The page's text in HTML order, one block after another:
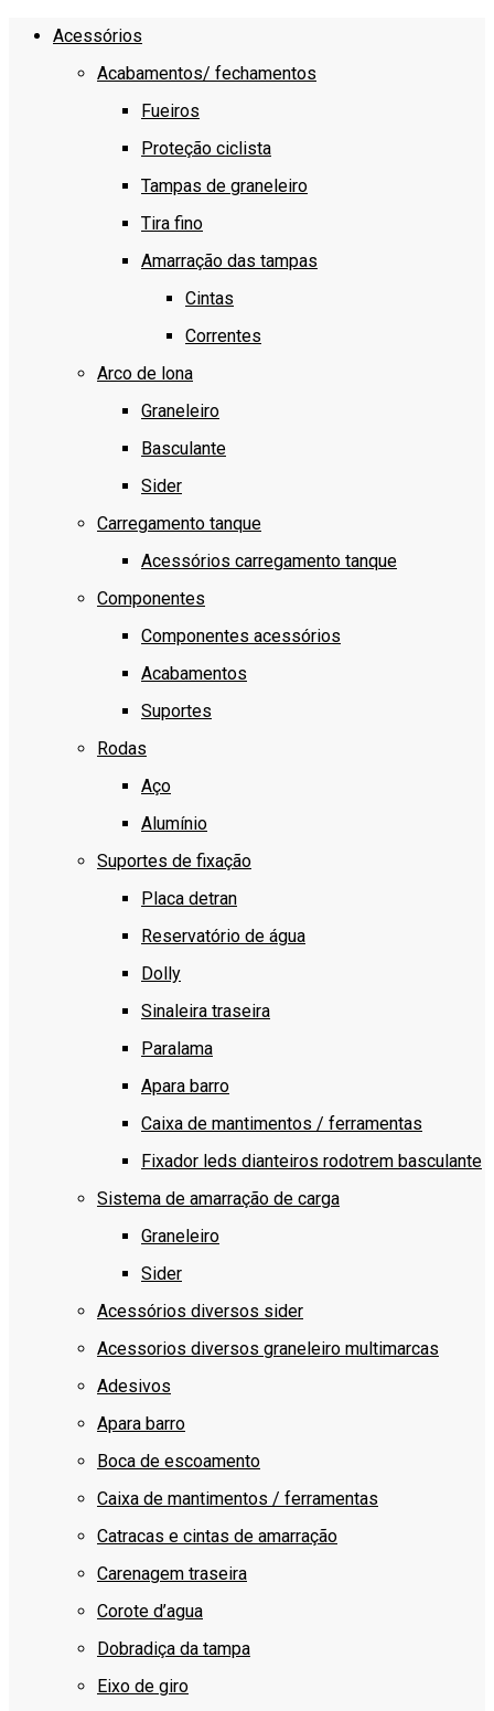
Acessórios
Acabamentos/ fechamentos
Fueiros
Proteção ciclista
Tampas de graneleiro
Tira fino
Amarração das tampas
Cintas
Correntes
Arco de lona
Graneleiro
Basculante
Sider
Carregamento tanque
Acessórios carregamento tanque
Componentes
Componentes acessórios
Acabamentos
Suportes
Rodas
Aço
Alumínio
Suportes de fixação
Placa detran
Reservatório de água
Dolly
Sinaleira traseira
Paralama
Apara barro
Caixa de mantimentos / ferramentas
Fixador leds dianteiros rodotrem basculante
Sistema de amarração de carga
Graneleiro
Sider
Acessórios diversos sider
Acessorios diversos graneleiro multimarcas
Adesivos
Apara barro
Boca de escoamento
Caixa de mantimentos / ferramentas
Catracas e cintas de amarração
Carenagem traseira
Corote d’agua
Dobradiça da tampa
Eixo de giro